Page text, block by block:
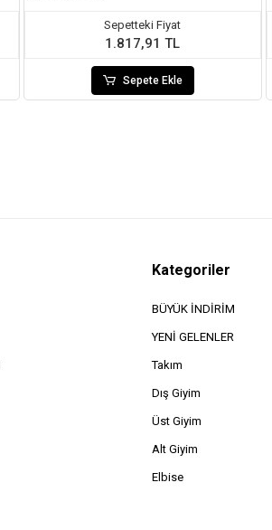
Sepetteki Fiyat
1.817,91 TL
Sepete Ekle
Kategoriler
BÜYÜK İNDİRİM
YENİ GELENLER
Takım
Dış Giyim
Üst Giyim
Alt Giyim
Elbise